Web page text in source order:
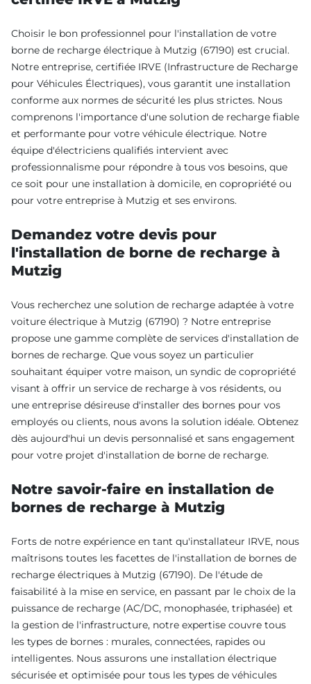
Choisir le bon professionnel pour l'installation de votre
borne de recharge électrique à Mutzig (67190) est crucial.
Notre entreprise, certifiée IRVE (Infrastructure de Recharge
pour Véhicules Électriques), vous garantit une installation
conforme aux normes de sécurité les plus strictes. Nous
comprenons l'importance d'une solution de recharge fiable
et performante pour votre véhicule électrique. Notre
équipe d'électriciens qualifiés intervient avec
professionnalisme pour répondre à tous vos besoins, que
ce soit pour une installation à domicile, en copropriété ou
pour votre entreprise à Mutzig et ses environs.
Demandez votre devis pour
l'installation de borne de recharge à
Mutzig
Vous recherchez une solution de recharge adaptée à votre
voiture électrique à Mutzig (67190) ? Notre entreprise
propose une gamme complète de services d'installation de
bornes de recharge. Que vous soyez un particulier
souhaitant équiper votre maison, un syndic de copropriété
visant à offrir un service de recharge à vos résidents, ou
une entreprise désireuse d'installer des bornes pour vos
employés ou clients, nous avons la solution idéale. Obtenez
dès aujourd'hui un devis personnalisé et sans engagement
pour votre projet d'installation de borne de recharge.
Notre savoir-faire en installation de
bornes de recharge à Mutzig
Forts de notre expérience en tant qu'installateur IRVE, nous
maîtrisons toutes les facettes de l'installation de bornes de
recharge électriques à Mutzig (67190). De l'étude de
faisabilité à la mise en service, en passant par le choix de la
puissance de recharge (AC/DC, monophasée, triphasée) et
la gestion de l'infrastructure, notre expertise couvre tous
les types de bornes : murales, connectées, rapides ou
intelligentes. Nous assurons une installation électrique
sécurisée et optimisée pour tous les types de véhicules